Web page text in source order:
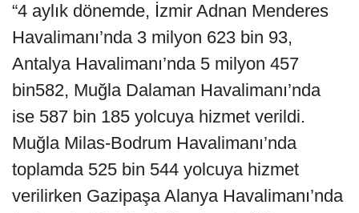
“4 aylık dönemde, İzmir Adnan Menderes
Havalimanı’nda 3 milyon 623 bin 93,
Antalya Havalimanı’nda 5 milyon 457
bin582, Muğla Dalaman Havalimanı’nda
ise 587 bin 185 yolcuya hizmet verildi.
Muğla Milas-Bodrum Havalimanı’nda
toplamda 525 bin 544 yolcuya hizmet
verilirken Gazipaşa Alanya Havalimanı’nda